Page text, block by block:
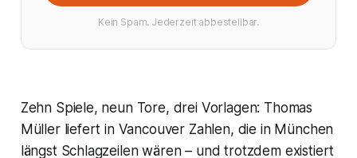
Kein Spam. Jederzeit abbestellbar.
Zehn Spiele, neun Tore, drei Vorlagen: Thomas
Müller liefert in Vancouver Zahlen, die in München
längst Schlagzeilen wären – und trotzdem existiert